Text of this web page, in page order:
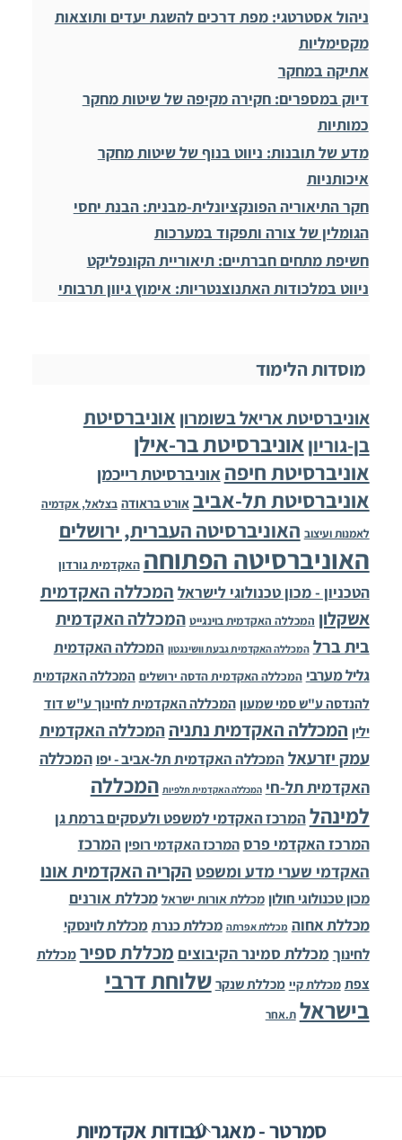
ניהול אסטרטגי: מפת דרכים להשגת יעדים ותוצאות
מקסימליות
אתיקה במחקר
דיוק במספרים: חקירה מקיפה של שיטות מחקר
כמותיות
מדע של תובנות: ניווט בנוף של שיטות מחקר
איכותניות
חקר התיאוריה הפונקציונלית-מבנית: הבנת יחסי
הגומלין של צורה ותפקוד במערכות
חשיפת מתחים חברתיים: תיאוריית הקונפליקט
ניווט במלכודות האתנוצנטריות: אימוץ גיוון תרבותי
מוסדות הלימוד
אוניברסיטת אריאל בשומרון אוניברסיטת
בן-גוריוןאוניברסיטת בר-אילן
אוניברסיטת חיפה אוניברסיטת רייכמן
אוניברסיטת תל-אביב אורט בראודה בצלאל, אקדמיה
לאמנות ועיצוב האוניברסיטה העברית, ירושלים
האוניברסיטה הפתוחה האקדמית גורדון
הטכניון - מכון טכנולוגי לישראל המכללה האקדמית
אשקלון המכללה האקדמית בוינגייט המכללה האקדמית
בית ברל המכללה האקדמית גבעת וושינגטון המכללה האקדמית
גליל מערבי המכללה האקדמית הדסה ירושלים המכללה האקדמית
להנדסה ע"ש סמי שמעון המכללה האקדמית לחינוך ע"ש דוד
ילין המכללה האקדמית נתניה המכללה האקדמית
עמק יזרעאל המכללה האקדמית תל-אביב - יפו המכללה
האקדמית תל-חי המכללה האקדמית תלפיות המכללה
למינהלהמרכז האקדמי למשפט ולעסקים ברמת גן
המרכז האקדמי פרס המרכז האקדמי רופין המרכז
האקדמי שערי מדע ומשפט הקריה האקדמית אונו
מכון טכנולוגי חולון מכללת אורות ישראל מכללת אורנים
מכללת אחוה מכללת אפרתה מכללת כנרת מכללת לוינסקי
לחינוך מכללת סמינר הקיבוצים מכללת ספיר מכללת
צפת מכללת קיי מכללת שנקר שלוחת דרבי
בישראל ת.אחר
Back
סמרטר - מאגר עבודות אקדמיות